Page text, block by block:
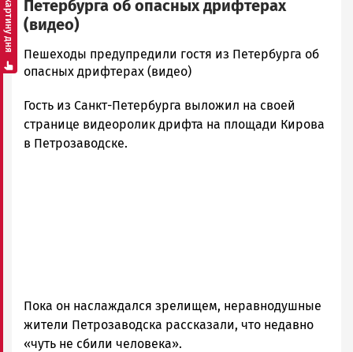
Петербурга об опасных дрифтерах
(видео)
admintimur
Новости
и
Карелии
|
Пешеходы предупредили гостя из Петербурга об
опасных дрифтерах (видео)
Гость из Санкт-Петербурга выложил на своей
странице видеоролик дрифта на площади Кирова
в Петрозаводске.
Пока он наслаждался зрелищем, неравнодушные
жители Петрозаводска рассказали, что недавно
«чуть не сбили человека».